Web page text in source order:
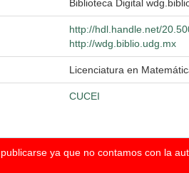
Biblioteca Digital
http://hdl.handle.net/
http://wdg.biblio.udg.mx
Licenciatura en
CUCEI
ya que no contamos con la